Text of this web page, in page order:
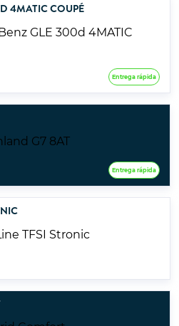
4MATIC COUPÉ
Entrega rápida
Entrega rápida